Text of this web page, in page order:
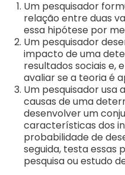
Um pesquisador
relação entre duas
essa hipótese por
Um pesquisador
impacto de uma
resultados sociais e,
avaliar se a teoria é
Um pesquisador usa
causas de uma
desenvolver um
características dos
probabilidade de
seguida, testa essas
pesquisa ou estudo